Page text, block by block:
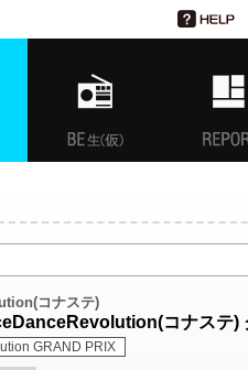
コナステ)
コナステ)
GRAND PRIX